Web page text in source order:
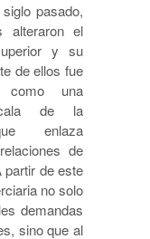
pasado,
alteraron el
y su
de ellos fue
como una
de la
enlaza
de
partir de este
no solo
demandas
sino que al